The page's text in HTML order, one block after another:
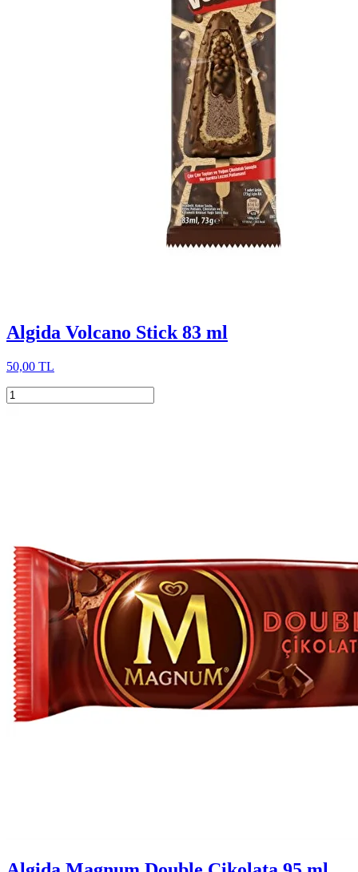
Algida Volcano Stick 83 ml
50,00 TL